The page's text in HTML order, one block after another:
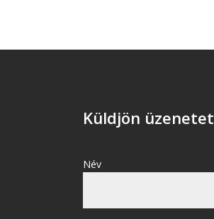
Küldjön üzenetet
Név